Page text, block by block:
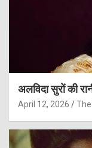
अलविदा सुरों की
April 12, 2026